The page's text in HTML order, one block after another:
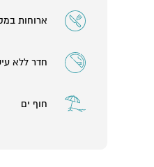
ארוחות
חדר ללא
חוף ים